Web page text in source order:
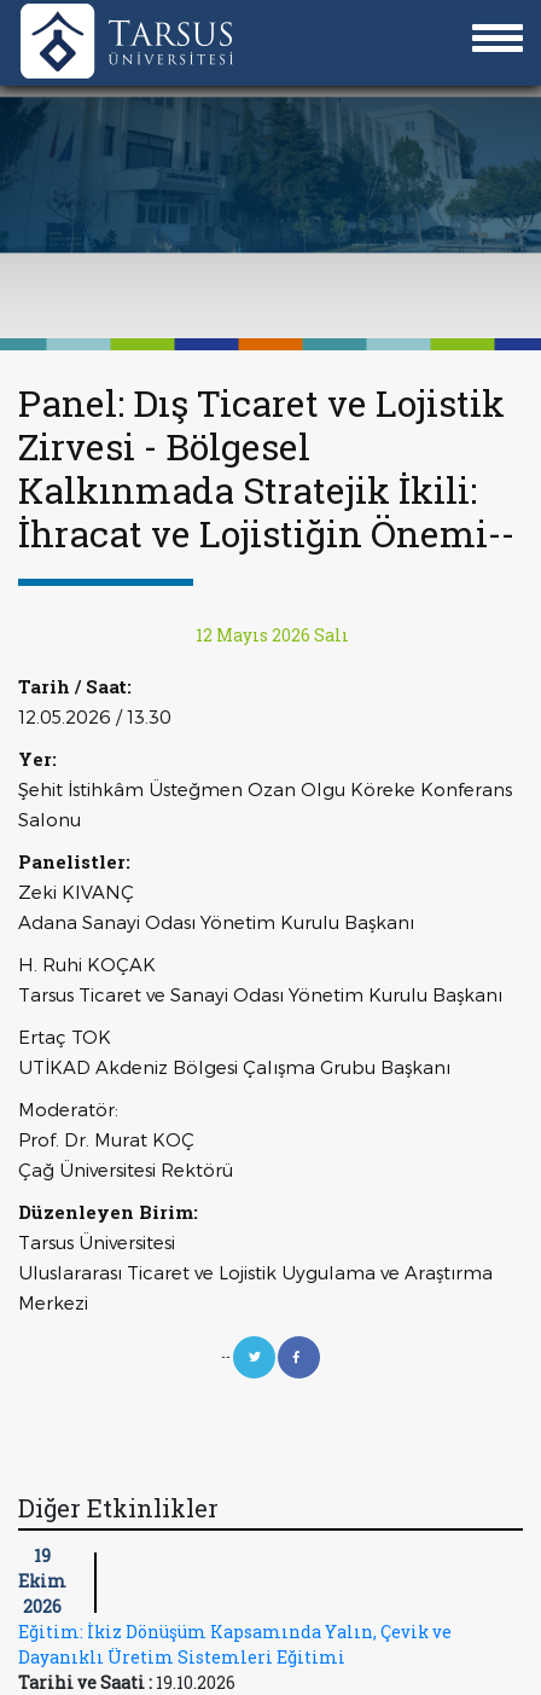
Panel: Dış Ticaret ve Lojistik
Zirvesi - Bölgesel
Kalkınmada Stratejik İkili:
İhracat ve Lojistiğin Önemi--
12 Mayıs 2026 Salı
Tarih / Saat:
12.05.2026 / 13.30
Yer:
Şehit İstihkâm Üsteğmen Ozan Olgu Köreke Konferans
Salonu
Panelistler:
Zeki KIVANÇ
Adana Sanayi Odası Yönetim Kurulu Başkanı
H. Ruhi KOÇAK
Tarsus Ticaret ve Sanayi Odası Yönetim Kurulu Başkanı
Ertaç TOK
UTİKAD Akdeniz Bölgesi Çalışma Grubu Başkanı
Moderatör:
Prof. Dr. Murat KOÇ
Çağ Üniversitesi Rektörü
Düzenleyen Birim:
Tarsus Üniversitesi
Uluslararası Ticaret ve Lojistik Uygulama ve Araştırma
Merkezi
--
Diğer Etkinlikler
19
Ekim
2026
Eğitim: İkiz Dönüşüm Kapsamında Yalın, Çevik ve
Dayanıklı Üretim Sistemleri Eğitimi
Tarihi ve Saati : 19.10.2026